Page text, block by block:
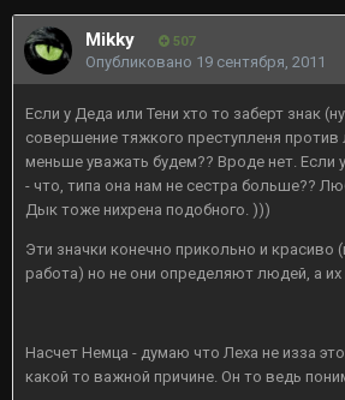
Mikky 507
Опубликовано 19 сентября, 2011
Если у Деда или Тени хто то заберт знак
совершение тяжкого преступленя
меньше уважать будем?? Вроде нет. Если
- что, типа она нам не сестра больше??
Дык тоже нихрена подобного. )))
Эти значки конечно прикольно и красиво
работа) но не они определяют людей, а их
Насчет Немца - думаю что Леха не изза
какой то важной причине. Он то ведь